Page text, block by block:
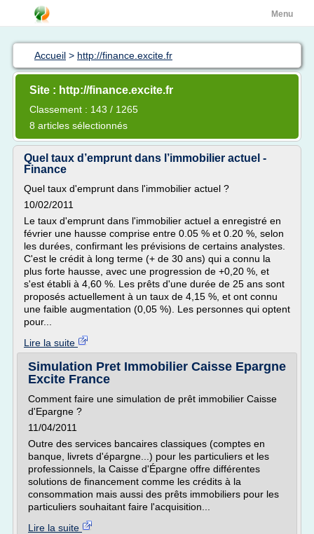
Menu
Accueil > http://finance.excite.fr
Site : http://finance.excite.fr
Classement : 143 / 1265
8 articles sélectionnés
Quel taux d’emprunt dans l’immobilier actuel -
Finance
Quel taux d'emprunt dans l'immobilier actuel ?
10/02/2011
Le taux d'emprunt dans l'immobilier actuel a enregistré en
février une hausse comprise entre 0.05 % et 0.20 %, selon
les durées, confirmant les prévisions de certains analystes.
C'est le crédit à long terme (+ de 30 ans) qui a connu la
plus forte hausse, avec une progression de +0,20 %, et
s'est établi à 4,60 %. Les prêts d'une durée de 25 ans sont
proposés actuellement à un taux de 4,15 %, et ont connu
une faible augmentation (0,05 %). Les personnes qui optent
pour...
Lire la suite
Simulation Pret Immobilier Caisse Epargne
Excite France
Comment faire une simulation de prêt immobilier Caisse
d'Epargne ?
11/04/2011
Outre des services bancaires classiques (comptes en
banque, livrets d'épargne...) pour les particuliers et les
professionnels, la Caisse d'Épargne offre différentes
solutions de financement comme les crédits à la
consommation mais aussi des prêts immobiliers pour les
particuliers souhaitant faire l'acquisition...
Lire la suite